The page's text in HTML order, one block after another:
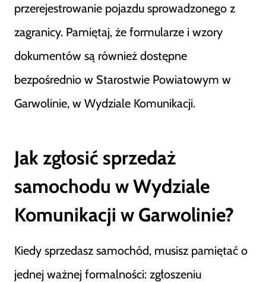
przerejestrowanie pojazdu sprowadzonego z
zagranicy. Pamiętaj, że formularze i wzory
dokumentów są również dostępne
bezpośrednio w Starostwie Powiatowym w
Garwolinie, w Wydziale Komunikacji.
Jak zgłosić sprzedaż
samochodu w Wydziale
Komunikacji w Garwolinie?
Kiedy sprzedasz samochód, musisz pamiętać o
jednej ważnej formalności: zgłoszeniu